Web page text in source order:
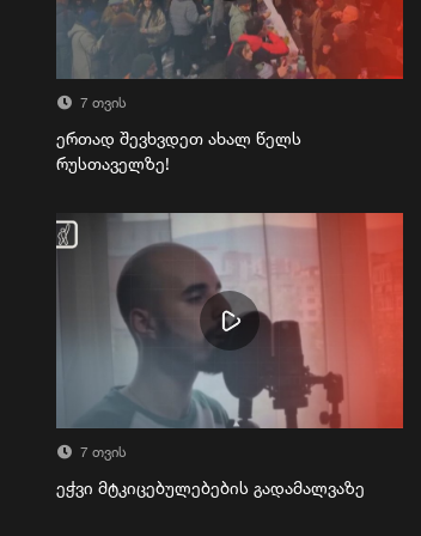
7 თვის
ერთად შევხვდეთ ახალ წელს
რუსთაველზე!
7 თვის
ეჭვი მტკიცებულებების გადამალვაზე